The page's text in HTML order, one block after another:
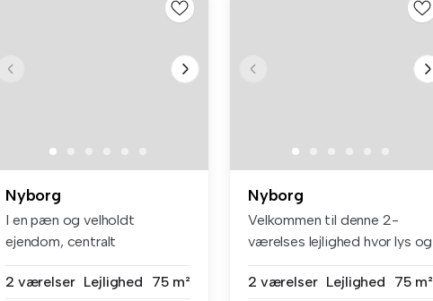
Nyborg
I en pæn og velholdt
ejendom, centralt
2 værelser Lejlighed 75 m²
Nyborg
Velkommen til denne 2-
værelses lejlighed hvor lys og
2 værelser Lejlighed 75 m²